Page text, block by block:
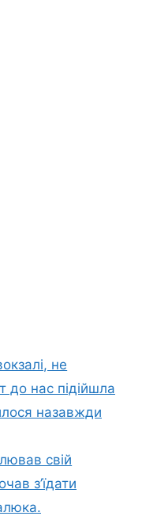
не
до нас підійшла
назавжди
свій
з’їдати